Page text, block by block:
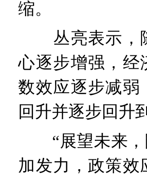
缩。
丛亮表示，随
心逐步增强，经
数效应逐步减弱
回升并逐步回升
“展望未来，
加发力，政策效